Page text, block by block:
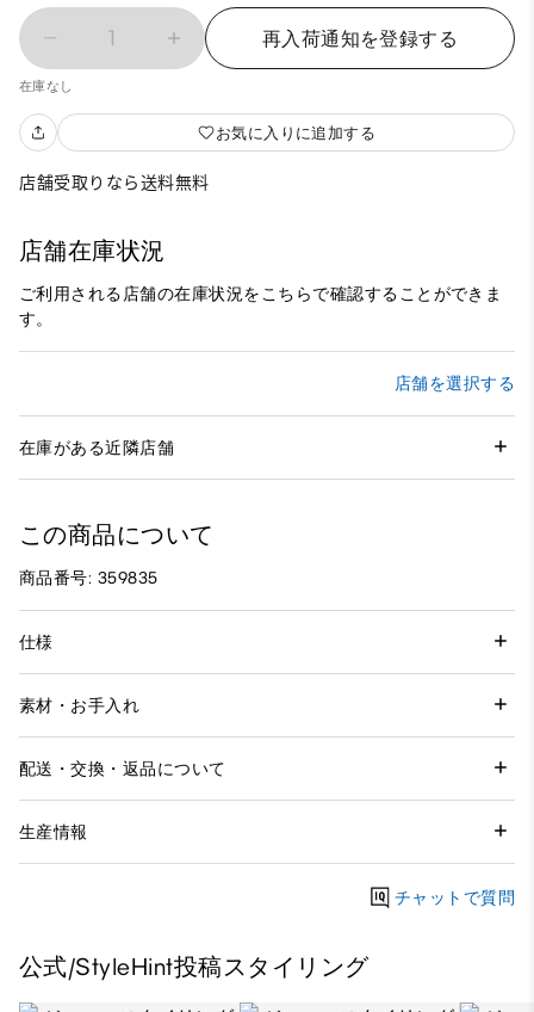
1 再入荷通知を登録する
在庫なし
お気に入りに追加する
店舗受取りなら送料無料
店舗在庫状況
ご利用される店舗の在庫状況をこちらで確認することができま
す。
店舗を選択する
在庫がある近隣店舗
この商品について
商品番号: 359835
仕様
素材・お手入れ
配送・交換・返品について
生産情報
チャットで質問
公式/StyleHint投稿スタイリング